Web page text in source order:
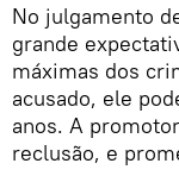
​No julgamento
grande
máximas dos
acusado, ele
anos. A
reclusão, e